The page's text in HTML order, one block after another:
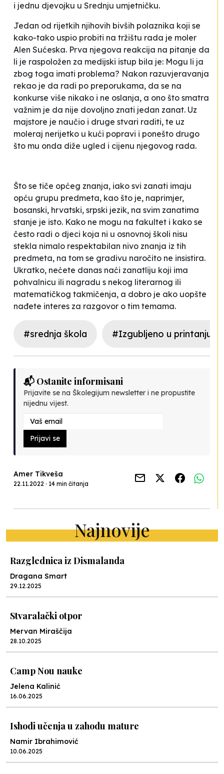
i jednu djevojku u Srednju umjetničku.
Jedan od rijetkih njihovih bivših polaznika koji se
kako-tako uspio probiti na tržištu rada je moler
Alen Sućeska. Prva njegova reakcija na pitanje da
li je raspoložen za medijski istup bila je: Mogu li ja
zbog toga imati problema? Nakon razuvjeravanja
rekao je da radi po preporukama, da se na
konkurse više nikako i ne oslanja, a ono što smatra
važnim je da nije dovoljno znati jedan zanat. Uz
majstore je naučio i druge stvari raditi, te uz
moleraj nerijetko u kući popravi i ponešto drugo
što mu onda diže ugled i cijenu njegovog rada.
Što se tiče općeg znanja, iako svi zanati imaju
opću grupu predmeta, kao što je, naprimjer,
bosanski, hrvatski, srpski je­zik, na svim zanatima
stanje je isto. Kako ne mogu na fakultet i kako se
često radi o djeci koja ni u osnovnoj školi nisu
stekla nimalo respektabilan nivo znanja iz tih
predmeta, na tom se gradivu naročito ne insistira.
Ukratko, nećete danas naći zanatliju koji ima
pohvalnicu ili nagradu s nekog literarnog ili
matematičkog takmičenja, a dobro je ako uopšte
nađete interes za razgovor o tim temama.
#srednja škola #Izgubljeno u printanju
📬 Ostanite informisani
Prijavite se na Školegijum newsletter i ne propustite
nijednu vijest.
Prijavi se
Amer Tikveša
22.11.2022 · 14 min čitanja
Najnovije
Razglednica iz Dismalanda
Dragana Smart
29.12.2025
Stvaralački otpor
Mervan Miraščija
28.10.2025
Camp Nou nauke
Jelena Kalinić
16.06.2025
Ishodi učenja u zahodu mature
Namir Ibrahimović
10.06.2025